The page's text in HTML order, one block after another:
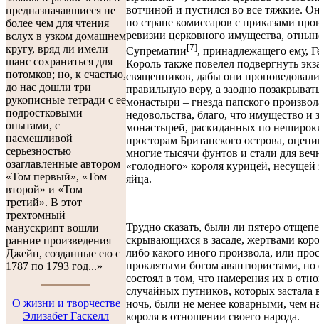
предназначавшиеся не
более чем для чтения
вслух в узком домашнем
кругу, вряд ли имели
шанс сохраниться для
потомков; но, к счастью,
до нас дошли три
рукописные тетради с ее
подростковыми
опытами, с
насмешливой
серьезностью
озаглавленные автором
«Том первый», «Том
второй» и «Том
третий». В этот
трехтомный
манускрипт вошли
ранние произведения
Джейн, созданные ею с
1787 по 1793 год...»
О жизни и творчестве
Элизабет Гаскелл
вотчиной и пустился во все тяжкие.
по стране комиссаров с приказами
ревизии церковного имущества,
Супрематии[7], принадлежащего ему,
Король также повелел подвергнуть
священников, дабы они проповедовали
правильную веру, а заодно
монастыри – гнезда папского
недовольства, благо, что имущество и
монастырей, раскиданных по
просторам Британского острова,
многие тысячи фунтов и стали для
«голодного» короля курицей, несущей
яйца.
Трудно сказать, были ли пятеро
скрывающихся в засаде, жертвами
либо какого иного произвола, или
проклятыми богом авантюристами, но
состоял в том, что намерения их в
случайных путников, которых застала
ночь, были не менее коварными, чем
короля в отношении своего народа.